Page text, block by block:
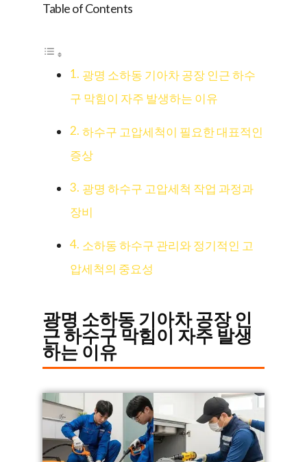
Table of Contents
광명 소하동 기아차 공장 인근 하수
구 막힘이 자주 발생하는 이유
하수구 고압세척이 필요한 대표적인
증상
광명 하수구 고압세척 작업 과정과
장비
소하동 하수구 관리와 정기적인 고
압세척의 중요성
광명 소하동 기아차 공장 인
근 하수구 막힘이 자주 발생
하는 이유